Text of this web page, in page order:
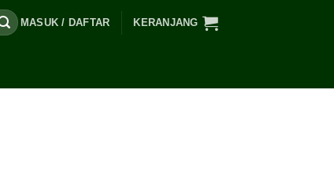
MASUK / DAFTAR KERANJANG